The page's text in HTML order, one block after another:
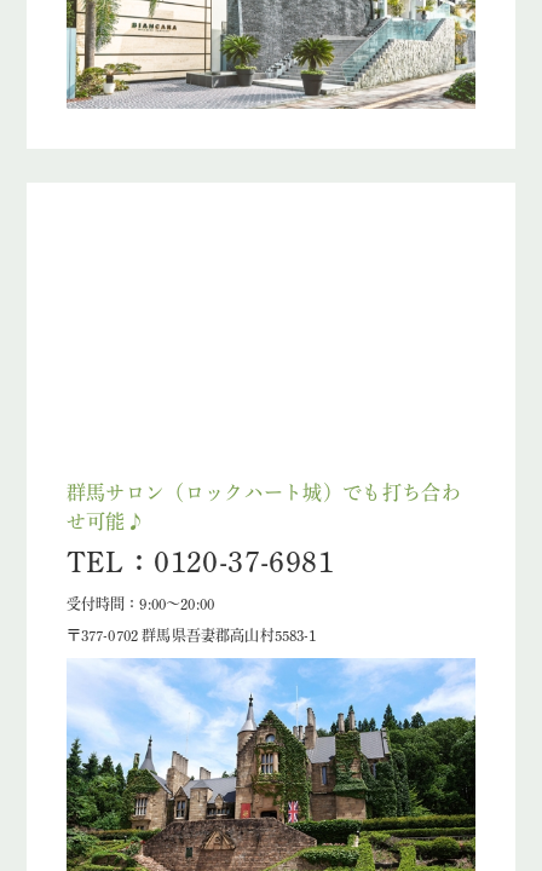
群馬サロン（ロックハート城）でも打ち合わ
せ可能♪
TEL：0120-37-6981
受付時間：9:00～20:00
〒377-0702 群馬県吾妻郡高山村5583-1